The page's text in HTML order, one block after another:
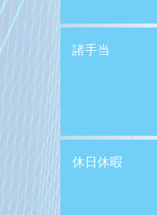
諸手当
休日休暇